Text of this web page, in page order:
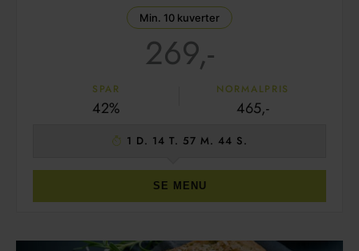
Min. 10 kuverter
269,-
SPAR
42%
NORMALPRIS
465,-
1 D. 14 T. 57 M. 42 S.
SE MENU